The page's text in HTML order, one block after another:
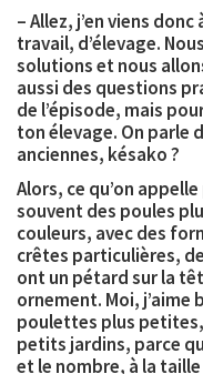
– Allez, j’en viens
travail, d’élevage.
solutions et nous
aussi des questions
de l’épisode, mais
ton élevage. On parle
anciennes, késako ?
Alors, ce qu’on
souvent des poules
couleurs, avec des
crêtes particulières,
ont un pétard sur la
ornement. Moi, j’aime
poulettes plus
petits jardins, parce
et le nombre, à la